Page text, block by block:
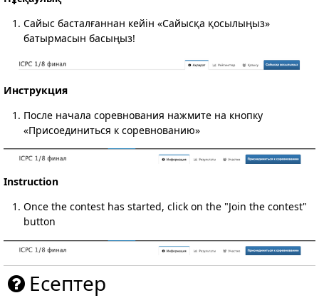
Сайыс басталғаннан кейін «Сайысқа қосылыңыз»
батырмасын басыңыз!
Инструкция
После начала соревнования нажмите на кнопку
«Присоединиться к соревнованию»
Instruction
Once the contest has started, click on the "Join the contest"
button
Есептер